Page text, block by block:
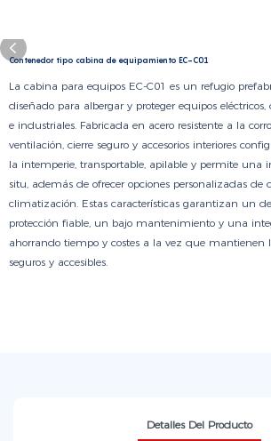
Contenedor tipo cabina de equipamiento EC-C01
La cabina para equipos EC-C01 es un refugio
diseñado para albergar y proteger equipos
e industriales. Fabricada en acero resistente a la
ventilación, cierre seguro y accesorios interiores
la intemperie, transportable, apilable y permite una
situ, además de ofrecer opciones personalizadas de
climatización. Estas características garantizan un
protección fiable, un bajo mantenimiento y una
ahorrando tiempo y costes a la vez que mantienen
seguros y accesibles.
Detalles Del Producto